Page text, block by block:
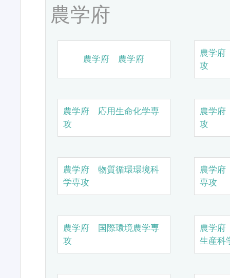
農学府
農学府 農学府
農学
攻
農学府 応用生命化学専
攻
農学
攻
農学府 物質循環環境科
学専攻
農学
専攻
農学府 国際環境農学専
攻
農学
生産科